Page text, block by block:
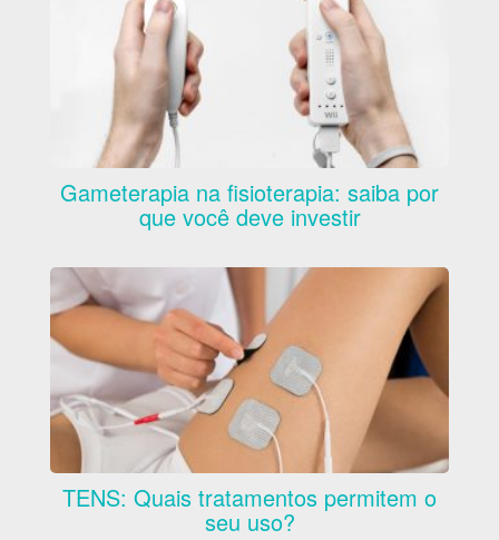
Gameterapia na fisioterapia: saiba por
que você deve investir
TENS: Quais tratamentos permitem o
seu uso?